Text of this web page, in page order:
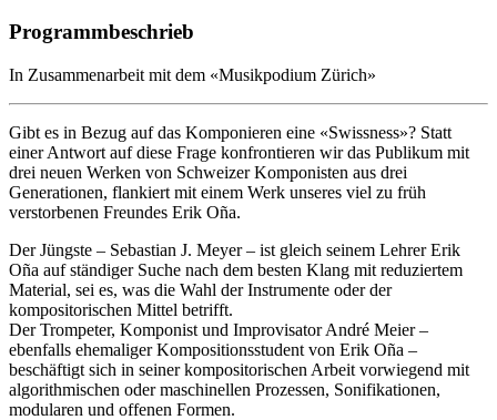
Programm­beschrieb
In Zusammenarbeit mit dem «Musikpodium Zürich»
Gibt es in Bezug auf das Komponieren eine «Swissness»? Statt
einer Antwort auf diese Frage konfrontieren wir das Publikum mit
drei neuen Werken von Schweizer Komponisten aus drei
Generationen, flankiert mit einem Werk unseres viel zu früh
verstorbenen Freundes Erik Oña.
Der Jüngste – Sebastian J. Meyer – ist gleich seinem Lehrer Erik
Oña auf ständiger Suche nach dem besten Klang mit reduziertem
Material, sei es, was die Wahl der Instrumente oder der
kompositorischen Mittel betrifft.
Der Trompeter, Komponist und Improvisator André Meier –
ebenfalls ehemaliger Kompositionsstudent von Erik Oña –
beschäftigt sich in seiner kompositorischen Arbeit vorwiegend mit
algorithmischen oder maschinellen Prozessen, Sonifikationen,
modularen und offenen Formen.